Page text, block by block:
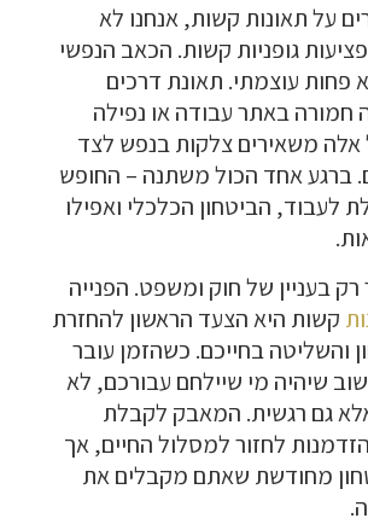
על תאונות קשות, אנחנו לא
גופניות קשות. הכאב הנפשי
פחות עוצמתי. תאונת דרכים
חמורה באתר עבודה או נפילה
אלה משאירים צלקות בנפש לצד
ברגע אחד הכול משתנה – החופש
לעבוד, הביטחון הכלכלי ואפילו
רק בעניין של חוק ומשפט. הפנייה
קשות היא הצעד הראשון להחזרת
והשליטה בחייכם. כשהזמן עובר
שיהיה מי שיילחם עבורכם, לא
גם רגשית. המאבק לקבלת
לחזור למסלול החיים, אך
מחודשת שאתם מקבלים את